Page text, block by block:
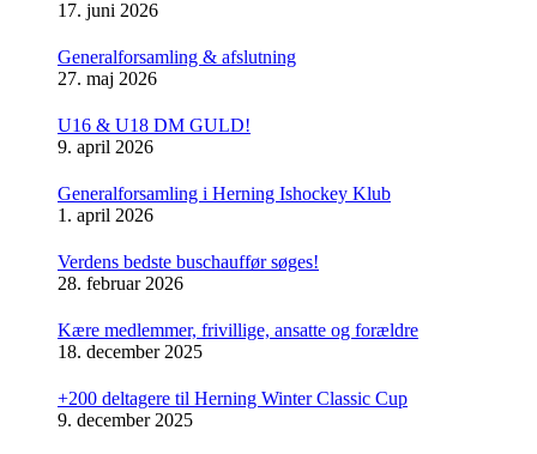
17. juni 2026
Generalforsamling & afslutning
27. maj 2026
U16 & U18 DM GULD!
9. april 2026
Generalforsamling i Herning Ishockey Klub
1. april 2026
Verdens bedste buschauffør søges!
28. februar 2026
Kære medlemmer, frivillige, ansatte og forældre
18. december 2025
+200 deltagere til Herning Winter Classic Cup
9. december 2025